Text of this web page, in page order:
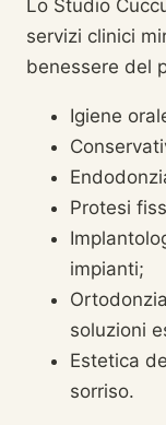
Lo Studio
servizi clinici
benessere del
Igiene
Protesi
impianti;
soluzioni
Estetica
sorriso.